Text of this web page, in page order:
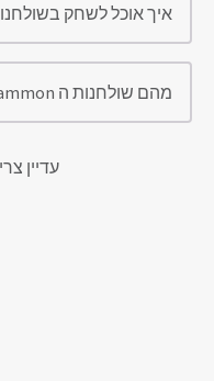
איך אוכל לשחק
מהם שולחנות ה Hyper gammon ?
עדיין